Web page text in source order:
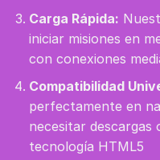
Carga Rápida:
iniciar misiones en
con conexiones
Compatibilidad
perfectamente en
necesitar descargas
tecnología HTML5